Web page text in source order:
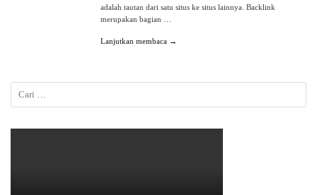
adalah tautan dari satu situs ke situs lainnya. Backlink
merupakan bagian …
Lanjutkan membaca →